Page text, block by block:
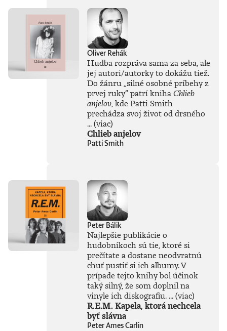
fašizmus, revolúciu,
imagináciu, Garáže,
gitaru, klavír,
mamu, otca aj
brata.Štyri
medzihry vo forme
posluchových
jukeboxov testujú
Denisov hudobný
rozhľad. Body
pozbiera takmer za
všetko.Za rozhovor
s Denisom Bangom
o Beatles, ktorý je
Oliver Rehák
Hudba rozpráva sama za seba, ale
jej autori/autorky to dokážu tiež.
Do žánru „silné osobné príbehy z
prvej ruky“patrí knihaChlieb
anjelov, kde Patti Smith
prechádza svoj život od drsného
...(viac)
Chlieb anjelov
Patti Smith
Peter Bálik
Najlepšie publikácie o
hudobníkoch sú tie, ktoré si
prečítate a dostane neodvratnú
chuť pustiť si ich albumy. V
prípade tejto knihy bol účinok
taký silný, že som doplnil na
vinyle ich diskografiu. ...(viac)
R.E.M. Kapela, ktorá nechcela
byť slávna
Peter Ames Carlin